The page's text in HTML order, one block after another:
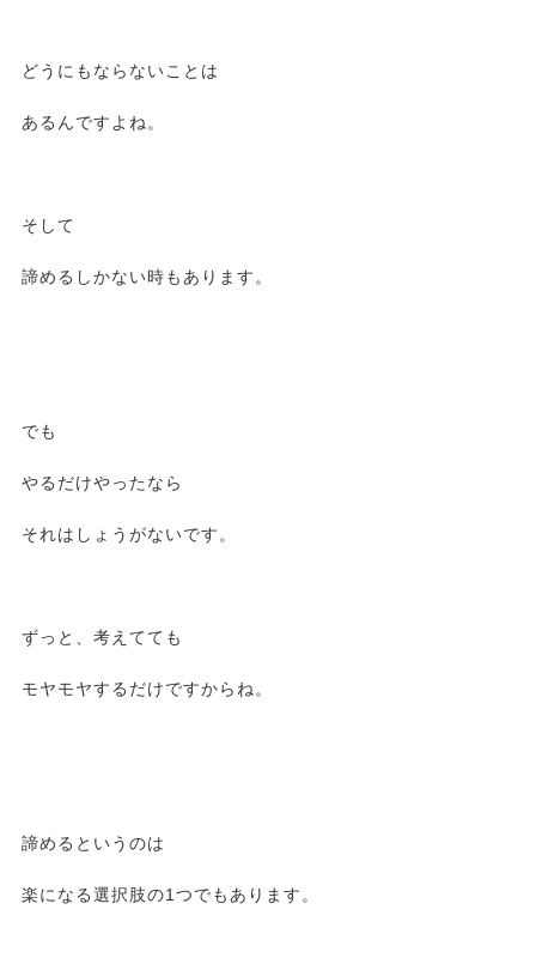
どうにもならないことは
あるんですよね。
そして
諦めるしかない時もあります。
でも
やるだけやったなら
それはしょうがないです。
ずっと、考えてても
モヤモヤするだけですからね。
諦めるというのは
楽になる選択肢の1つでもあります。